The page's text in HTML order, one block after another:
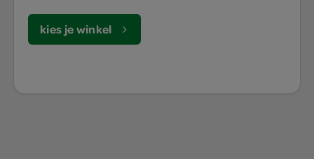
kies je winkel